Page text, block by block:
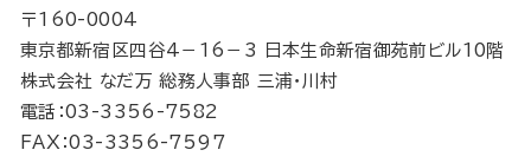
〒160-0004
東京都新宿区四谷4－16－3 日本生命新宿御苑前ビル10階
株式会社 なだ万 総務人事部 三浦・川村
電話：03-3356-7582
FAX：03-3356-7597